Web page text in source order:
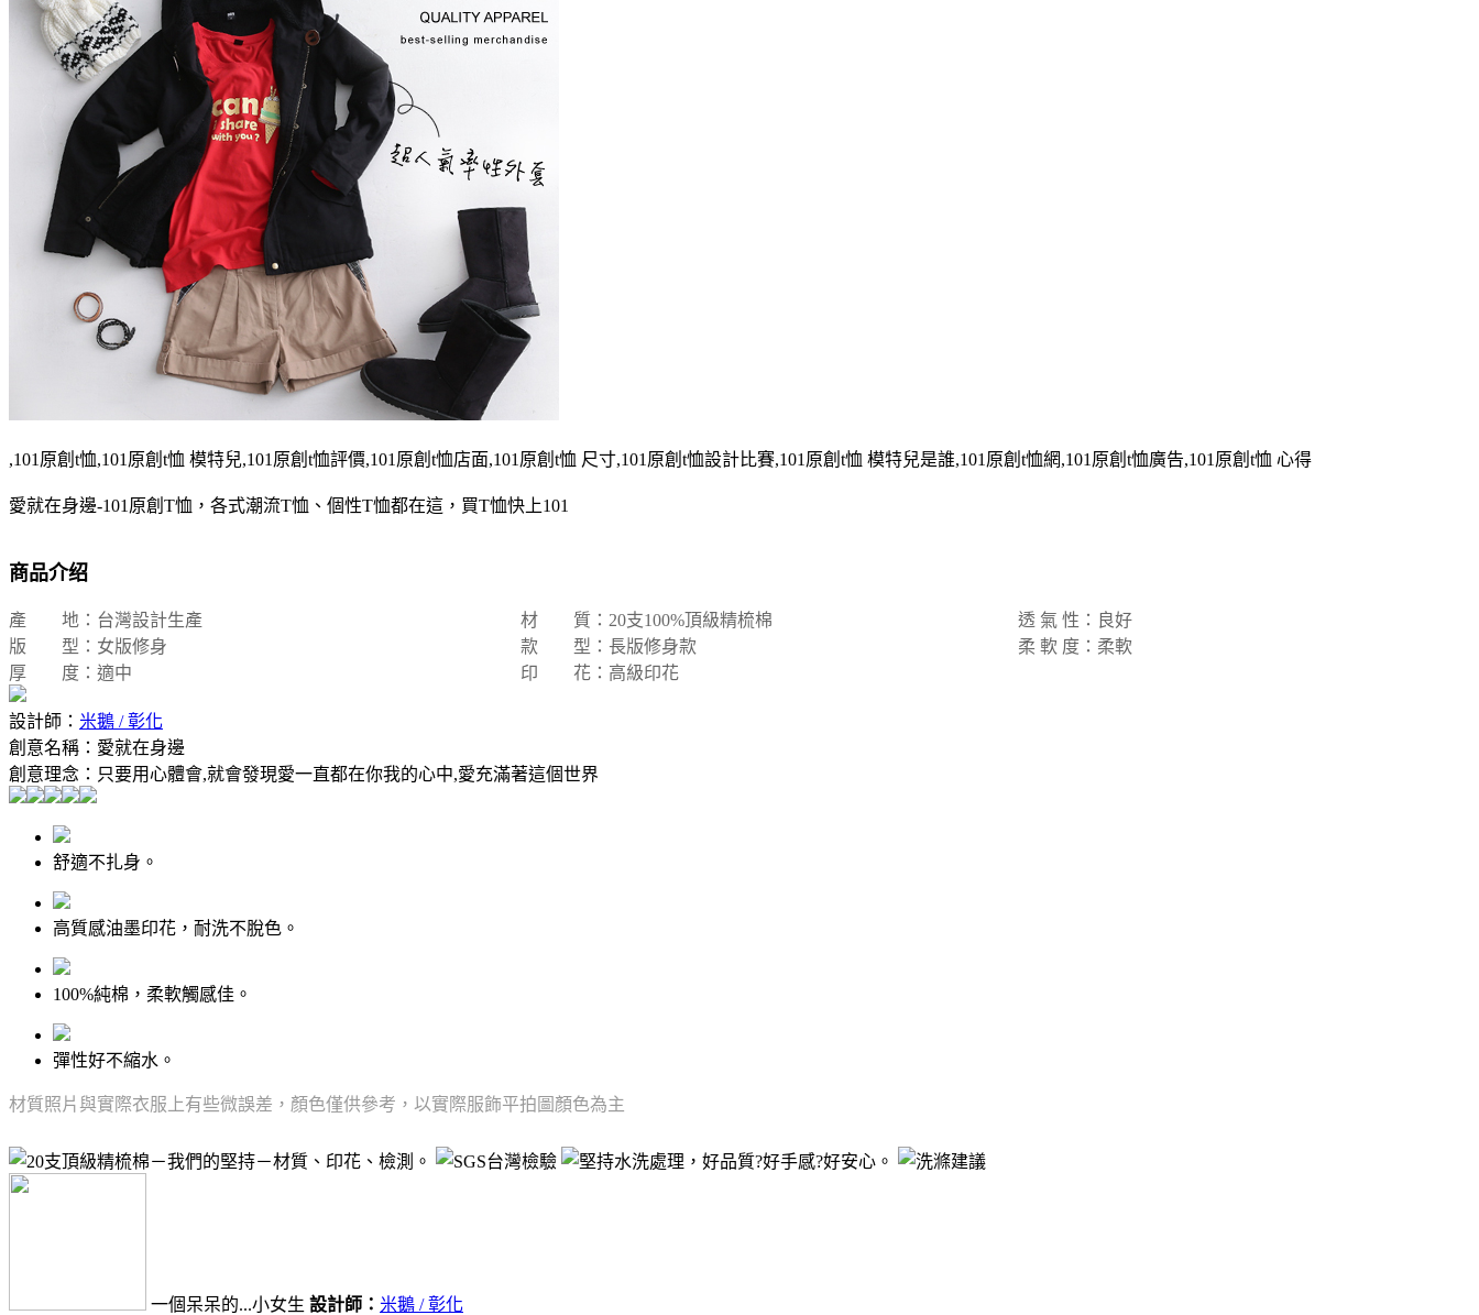
,101原創t恤,101原創t恤 模特兒,101原創t恤評價,101原創t恤店面,101原創t恤 尺寸,101原創t恤設計比賽,101原創t恤 模特兒是誰,101原創t恤網,101原創t恤廣告,101原創t恤 心得
愛就在身邊-101原創T恤，各式潮流T恤、個性T恤都在這，買T恤快上101
商品介绍
產 地：台灣設計生產 材 質：20支100%頂級精梳棉
透 氣 性：良好
版 型：女版修身
款 型：長版修身款
柔 軟 度：柔軟
厚 度：適中
印 花：高級印花
設計師： 米鵝 / 彰化
創意名稱： 愛就在身邊
創意理念： 只要用心體會,就會發現愛一直都在你我的心中,愛充滿著這個世界
舒適不扎身。
高質感油墨印花，耐洗不脫色。
100%純棉，柔軟觸感佳。
彈性好不縮水。
材質照片與實際衣服上有些微誤差，顏色僅供參考，以實際服飾平拍圖顏色為主
一個呆呆的...小女生 設計師： 米鵝 / 彰化